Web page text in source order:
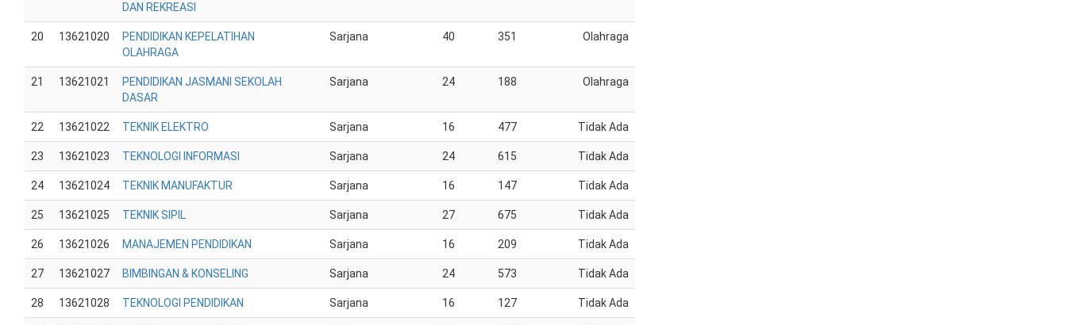
DAN REKREASI
20 13621020
PENDIDIKAN KEPELATIHAN
OLAHRAGA
Sarjana 40 351 Olahraga
21 13621021
PENDIDIKAN JASMANI SEKOLAH
DASAR
Sarjana 24 188 Olahraga
22 13621022 TEKNIK ELEKTRO Sarjana 16 477 Tidak Ada
23 13621023 TEKNOLOGI INFORMASI Sarjana 24 615 Tidak Ada
24 13621024 TEKNIK MANUFAKTUR Sarjana 16 147 Tidak Ada
25 13621025 TEKNIK SIPIL Sarjana 27 675 Tidak Ada
26 13621026 MANAJEMEN PENDIDIKAN Sarjana 16 209 Tidak Ada
27 13621027 BIMBINGAN & KONSELING Sarjana 24 573 Tidak Ada
28 13621028 TEKNOLOGI PENDIDIKAN Sarjana 16 127 Tidak Ada